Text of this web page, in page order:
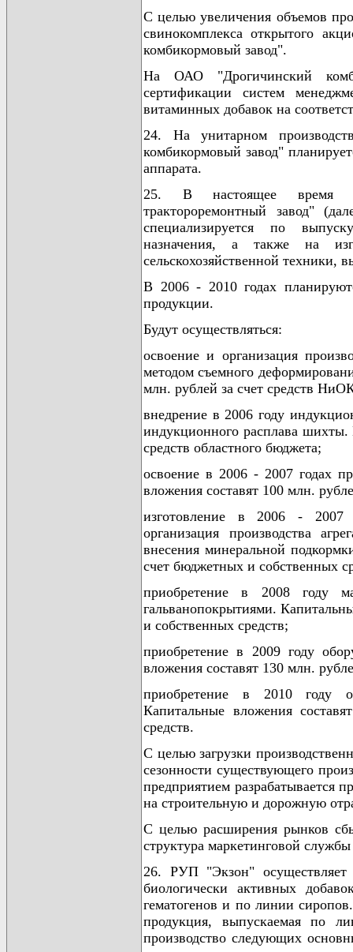
С целью увеличения объемов
свинокомплекса открытого
комбикормовый завод".
На ОАО "Дрогичинский
сертификации систем
витаминных добавок на
24. На унитарном
комбикормовый завод"
аппарата.
25. В настоящее время
трактороремонтный завод"
специализируется по
назначения, а также на
сельскохозяйственной техники,
В 2006 - 2010 годах
продукции.
Будут осуществляться:
освоение и организация
методом съемного
млн. рублей за счет средств
внедрение в 2006 году
индукционного расплава шихты.
средств областного бюджета;
освоение в 2006 - 2007 годах
вложения составят 100 млн.
изготовление в 2006 - 2007
организация производства
внесения минеральной
счет бюджетных и собственных
приобретение в 2008 году
гальванопокрытиями.
и собственных средств;
приобретение в 2009 году
вложения составят 130 млн.
приобретение в 2010 году
Капитальные вложения
средств.
С целью загрузки
сезонности существующего
предприятием разрабатывается
на строительную и дорожную
С целью расширения рынков
структура маркетинговой
26. РУП "Экзон" осуществляет
биологически активных
гематогенов и по линии
продукция, выпускаемая по
производство следующих